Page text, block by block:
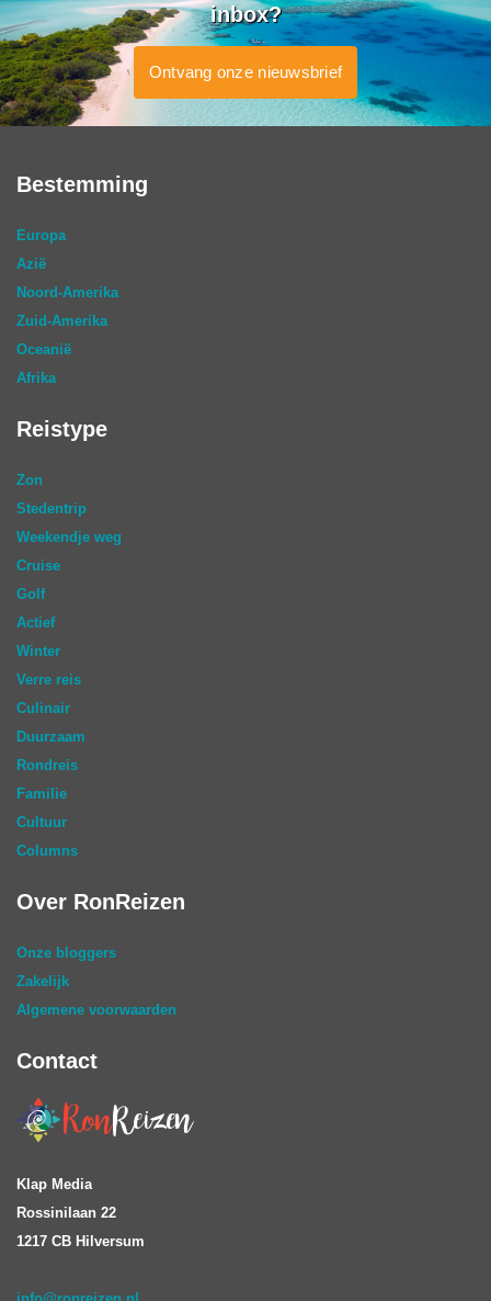
inbox?
Ontvang onze nieuwsbrief
Bestemming
Europa
Azië
Noord-Amerika
Zuid-Amerika
Oceanië
Afrika
Reistype
Zon
Stedentrip
Weekendje weg
Cruise
Golf
Actief
Winter
Verre reis
Culinair
Duurzaam
Rondreis
Familie
Cultuur
Columns
Over RonReizen
Onze bloggers
Zakelijk
Algemene voorwaarden
Contact
Klap Media
Rossinilaan 22
1217 CB Hilversum